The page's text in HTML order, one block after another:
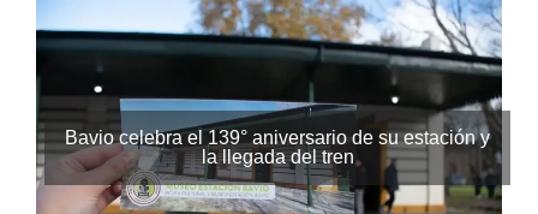
Bavio celebra el 139° aniversario de su estación y
la llegada del tren